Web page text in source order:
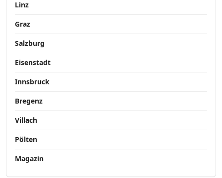
Linz
Graz
Salzburg
Eisenstadt
Innsbruck
Bregenz
Villach
Pölten
Magazin